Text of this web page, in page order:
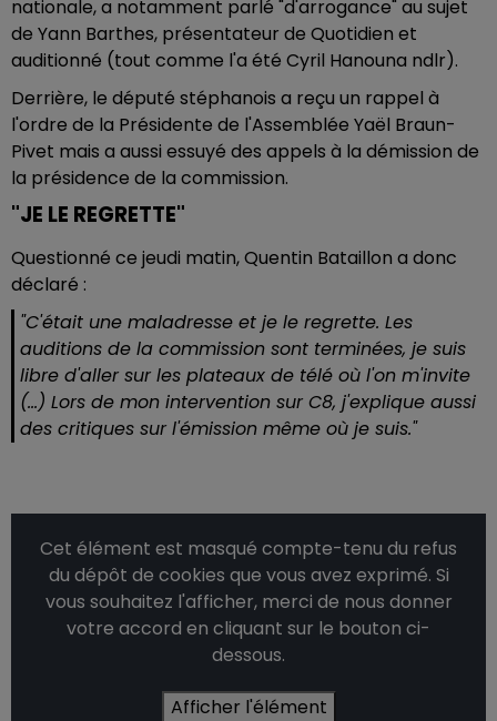
nationale, a notamment parlé "d'arrogance" au sujet
de Yann Barthes, présentateur de Quotidien et
auditionné (tout comme l'a été Cyril Hanouna ndlr).
Derrière, le député stéphanois a reçu un rappel à
l'ordre de la Présidente de l'Assemblée Yaël Braun-
Pivet mais a aussi essuyé des appels à la démission de
la présidence de la commission.
"JE LE REGRETTE"
Questionné ce jeudi matin, Quentin Bataillon a donc
déclaré :
"C'était une maladresse et je le regrette. Les
auditions de la commission sont terminées, je suis
libre d'aller sur les plateaux de télé où l'on m'invite
(...) Lors de mon intervention sur C8, j'explique aussi
des critiques sur l'émission même où je suis."
Cet élément est masqué compte-tenu du refus
du dépôt de cookies que vous avez exprimé. Si
vous souhaitez l'afficher, merci de nous donner
votre accord en cliquant sur le bouton ci-
dessous.
Afficher l'élément